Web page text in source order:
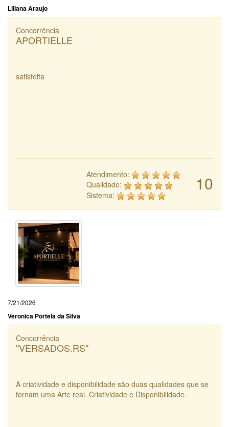
Liliana Araujo
Concorrência
APORTIELLE
satisfeita
10
Atendimento:
Qualidade:
Sistema:
7/21/2026
Veronica Portela da Silva
Concorrência
"VERSADOS.RS"
A criatividade e disponibilidade são duas qualidades que se
tornam uma Arte real. Criatividade e Disponibilidade.